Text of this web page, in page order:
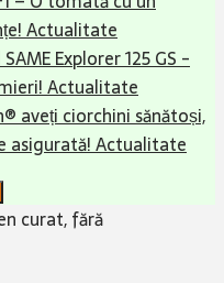
Actualitate
Explorer 125 GS -
Actualitate
aveți ciorchini sănătoși,
asigurată!Actualitate
curat, fără